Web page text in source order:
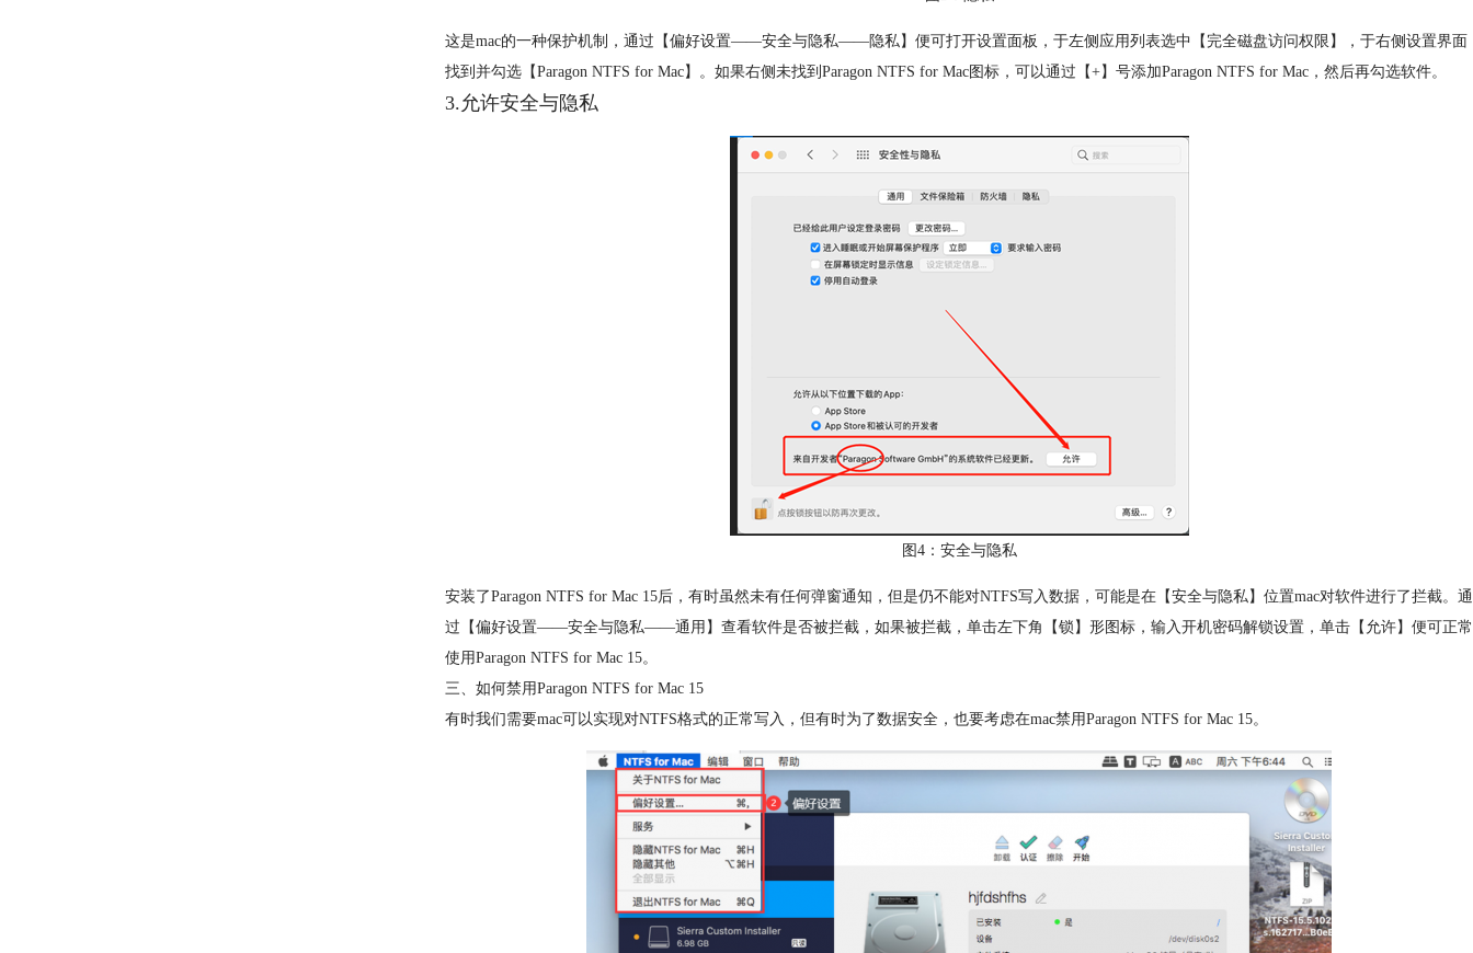
这是mac的一种保护机制，通过【偏好设置——安全与隐私——隐私】便可打开设置面板，于左侧应用列表选中【完全磁盘访问权限】，于右侧设置界面
找到并勾选【Paragon NTFS for Mac】。如果右侧未找到Paragon NTFS for Mac图标，可以通过【+】号添加Paragon NTFS for Mac，然后再勾选软件。
3.允许安全与隐私
图4：安全与隐私
安装了Paragon NTFS for Mac 15后，有时虽然未有任何弹窗通知，但是仍不能对NTFS写入数据，可能是在【安全与隐私】位置mac对软件进行了拦截。通
过【偏好设置——安全与隐私——通用】查看软件是否被拦截，如果被拦截，单击左下角【锁】形图标，输入开机密码解锁设置，单击【允许】便可正常
使用Paragon NTFS for Mac 15。
三、如何禁用Paragon NTFS for Mac 15
有时我们需要mac可以实现对NTFS格式的正常写入，但有时为了数据安全，也要考虑在mac禁用Paragon NTFS for Mac 15。